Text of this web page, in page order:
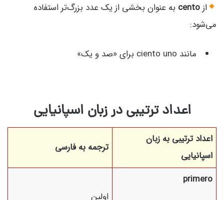
ازcento به عنوان بخشی از یک عدد بزرگ‌تر استفاده
می‌شود:
مانند ciento uno برای «صد و یک»
اعداد ترتیبی در زبان اسپانیایی
اعداد ترتیبی به زبان
اسپانیایی
ترجمه به فارسی
primero
اولین